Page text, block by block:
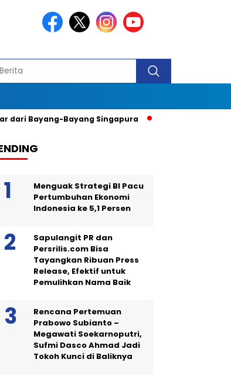
Bayang-Bayang Singapura Ingin Tampil Seperti
Menguak Strategi BI Pacu
Pertumbuhan Ekonomi
Indonesia ke 5,1 Persen
Sapulangit PR dan
Persrilis.com Bisa
Tayangkan Ribuan Press
Release, Efektif untuk
Pemulihkan Nama Baik
Rencana Pertemuan
Prabowo Subianto –
Megawati Soekarnoputri,
Sufmi Dasco Ahmad Jadi
Tokoh Kunci di Baliknya